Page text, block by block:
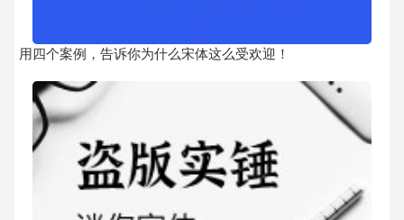
用四个案例，告诉你为什么宋体这么受欢迎！